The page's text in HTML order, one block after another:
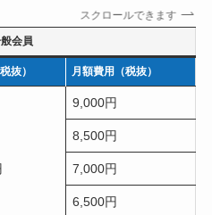
スクロールできます
会員
抜） 月額費用（税抜）
9,000円
8,500円
7,000円
6,500円